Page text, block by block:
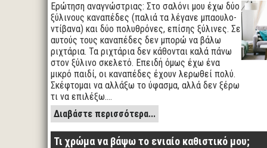
Ερώτηση αναγνώστριας: Στο σαλόνι μου έχω δύο
ξύλινους καναπέδες (παλιά τα λέγανε μπαουλο-
ντίβανα) και δύο πολυθρόνες, επίσης ξύλινες. Σε
αυτούς τους καναπέδες δεν μπορώ να βάλω
ριχτάρια. Τα ριχτάρια δεν κάθονται καλά πάνω
στον ξύλινο σκελετό. Επειδή όμως έχω ένα
μικρό παιδί, οι καναπέδες έχουν λερωθεί πολύ.
Σκέφτομαι να αλλάξω το ύφασμα, αλλά δεν ξέρω
τι να επιλέξω.…
Διαβάστε περισσότερα...
Τι χρώμα να βάψω το ενιαίο καθιστικό μου;